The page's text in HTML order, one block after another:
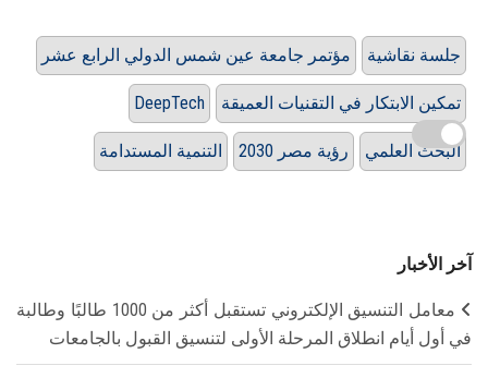
مؤتمر جامعة عين شمس الدولي الرابع عشر جلسة نقاشية
DeepTech تمكين الابتكار في التقنيات العميقة
التنمية المستدامة رؤية مصر 2030 البحث العلمي
آخر الأخبار
معامل التنسيق الإلكتروني تستقبل أكثر من 1000 طالبًا وطالبة
في أول أيام انطلاق المرحلة الأولى لتنسيق القبول بالجامعات